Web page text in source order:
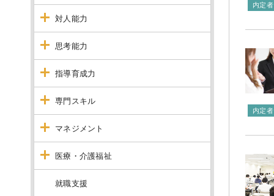
対人能力
思考能力
指導育成力
専門スキル
マネジメント
医療・介護福祉
就職支援
内定者
内定者